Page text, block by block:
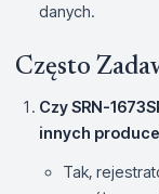
danych.
Często
Czy SRN-
innych
Tak,